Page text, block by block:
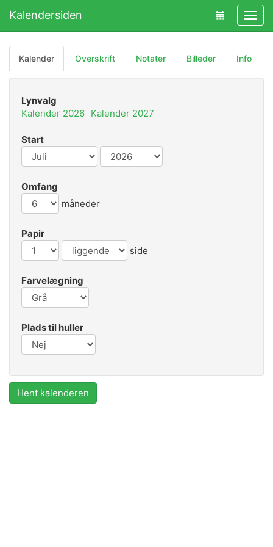
Kalendersiden
Kalender Overskrift Notater Billeder Info
Lynvalg
Kalender 2026 Kalender 2027
Start
Omfang
måneder
Papir
side
Farvelægning
Plads til huller
Hent kalenderen